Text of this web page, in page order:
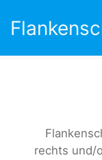
rechts und/